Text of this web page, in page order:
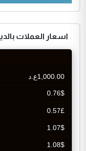
اسعار العملات